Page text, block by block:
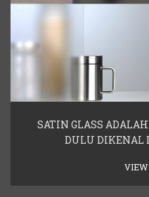
SATIN GLASS
DULU DIKENAL
VIEW